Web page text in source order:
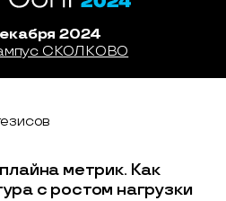
2024
СКОЛКОВО
метрик. Как
с ростом нагрузки